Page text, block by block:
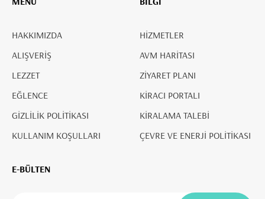
HAKKIMIZDA
ALIŞVERİŞ
LEZZET
EĞLENCE
GİZLİLİK POLİTİKASI
KULLANIM KOŞULLARI
HİZMETLER
AVM HARİTASI
ZİYARET PLANI
KİRACI PORTALI
KİRALAMA TALEBİ
ÇEVRE VE ENERJİ POLİTİKASI
E-BÜLTEN